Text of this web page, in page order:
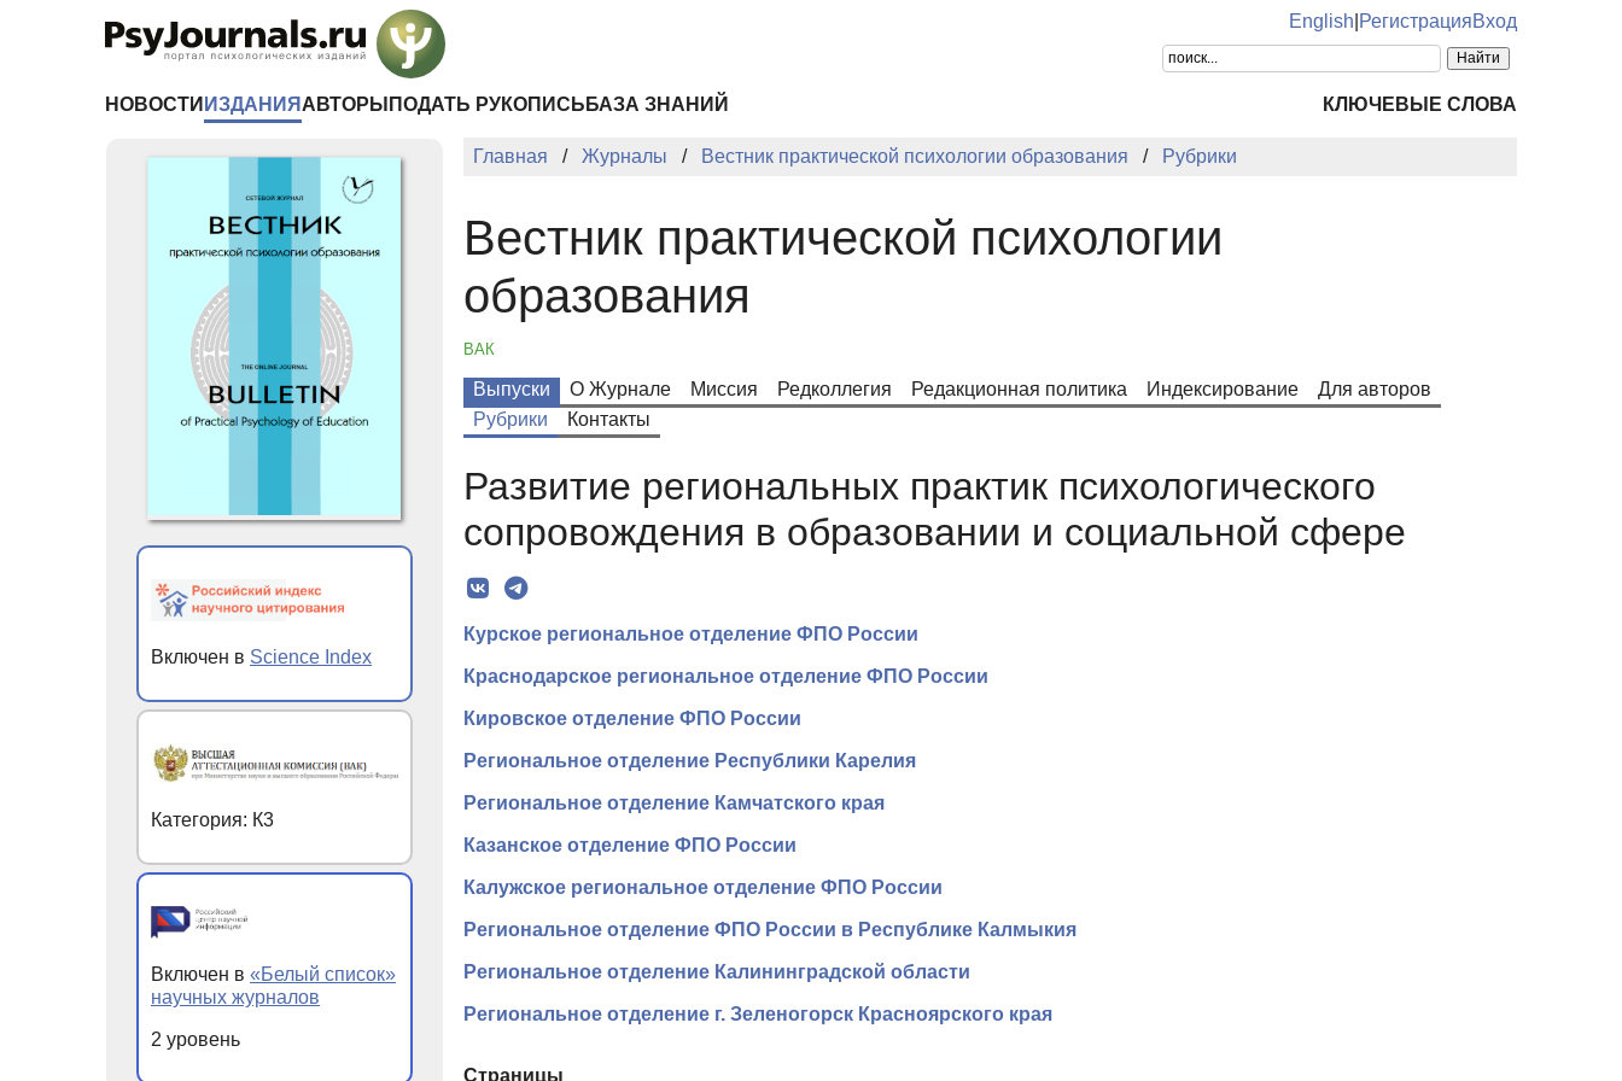
English РегистрацияВход
НОВОСТИ ИЗДАНИЯ АВТОРЫ ПОДАТЬ РУКОПИСЬ БАЗА ЗНАНИЙ КЛЮЧЕВЫЕ СЛОВА
Главная Журналы Вестник практической психологии образования Рубрики
Вестник практической психологии
образования
ВАК
Выпуски О Журнале Миссия Редколлегия Редакционная политика Индексирование
Для авторов
Рубрики
Контакты
Развитие региональных практик психологического
сопровождения в образовании и социальной сфере
Курское региональное отделение ФПО России
Краснодарское региональное отделение ФПО России
Кировское отделение ФПО России
Региональное отделение Республики Карелия
Региональное отделение Камчатского края
Казанское отделение ФПО России
Калужское региональное отделение ФПО России
Региональное отделение ФПО России в Республике Калмыкия
Региональное отделение Калининградской области
Региональное отделение г. Зеленогорск Красноярского края
Страницы
Включен в Science Index
Категория: К3
Включен в «Белый список»
научных журналов
2 уровень